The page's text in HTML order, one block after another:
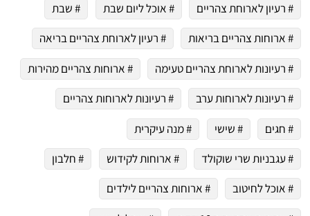
# רעיון לארוחת צהריים
# אוכל ליום שבת
# שבת
# ארוחות צהריים בריאות
# רעיון לארוחת צהריים בריאה
# רעיונות לארוחת צהריים טעימה
# ארוחות צהריים מהירות
# רעיונות לארוחות ערב
# רעיונות לארוחות צהריים
# חגים
# שישי
# מנה עיקרית
# עגבניות שרי שוקולד
# ארוחות לקידוש
# חלבון
# אוכל לחיטוב
# ארוחות צהריים לילדים